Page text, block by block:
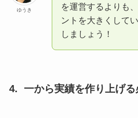
ゆうき
を運営するよりも
ントを大きくして
しましょう！
4. 一から実績を作り上げる